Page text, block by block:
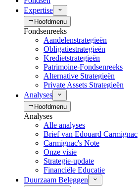
Expertise
Hoofdmenu
Fondsenreeks
Aandelenstrategieën
Obligatiestrategieën
Kredietstrategieën
Patrimoine-Fondsenreeks
Alternative Strategieën
Private Assets Strategieën
Analyses
Hoofdmenu
Analyses
Alle analyses
Brief van Edouard Carmignac
Carmignac's Note
Onze visie
Strategie-update
Financiële Educatie
Duurzaam Beleggen